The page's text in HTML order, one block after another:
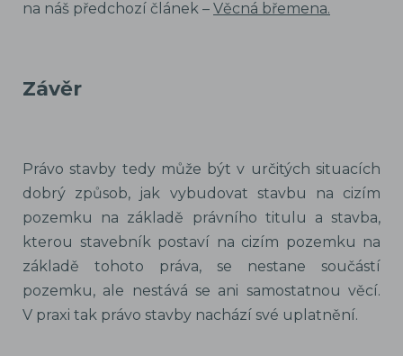
na náš předchozí článek – Věcná břemena.
Závěr
Právo stavby tedy může být v určitých situacích
dobrý způsob, jak vybudovat stavbu na cizím
pozemku na základě právního titulu a stavba,
kterou stavebník postaví na cizím pozemku na
základě tohoto práva, se nestane součástí
pozemku, ale nestává se ani samostatnou věcí.
V praxi tak právo stavby nachází své uplatnění.